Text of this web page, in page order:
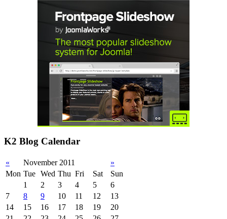
K2 Blog Calendar
« November 2011
»
Mon Tue Wed Thu Fri Sat
Sun
1
2 3 4 5
6
7
8 9 10 11 12
13
14
15 16 17 18 19
20